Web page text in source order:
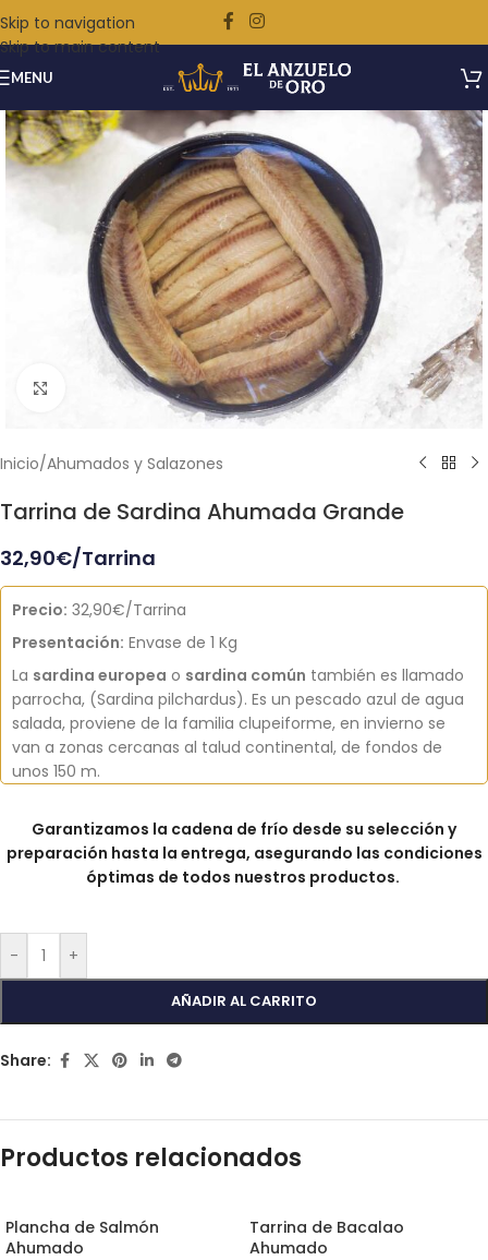
Skip to navigation
Skip to main content
MENU
Ampliar
Inicio/Ahumados y Salazones
Tarrina de Sardina Ahumada Grande
32,90€/Tarrina
Precio: 32,90€/Tarrina
Presentación: Envase de 1 Kg
La sardina europea o sardina común también es llamado
parrocha, (Sardina pilchardus). Es un pescado azul de agua
salada, proviene de la familia clupeiforme, en invierno se
van a zonas cercanas al talud continental, de fondos de
unos 150 m.
Garantizamos la cadena de frío desde su selección y
preparación hasta la entrega, asegurando las condiciones
óptimas de todos nuestros productos.
- +
AÑADIR AL CARRITO
Share:
Productos relacionados
Plancha de Salmón
Ahumado
Tarrina de Bacalao
Ahumado